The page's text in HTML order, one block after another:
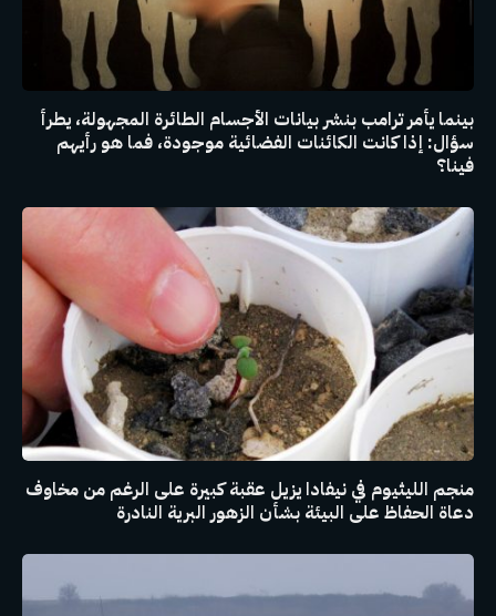
بينما يأمر ترامب بنشر بيانات الأجسام الطائرة المجهولة، يطرأ
سؤال: إذا كانت الكائنات الفضائية موجودة، فما هو رأيهم
فينا؟
منجم الليثيوم في نيفادا يزيل عقبة كبيرة على الرغم من مخاوف
دعاة الحفاظ على البيئة بشأن الزهور البرية النادرة